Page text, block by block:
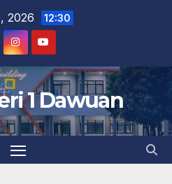
2026 12:30
1 Dawuan